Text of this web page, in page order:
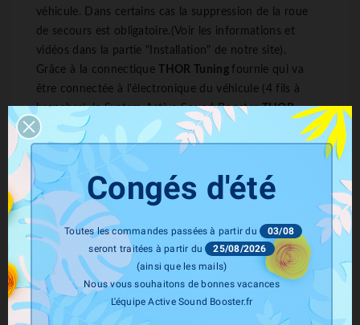
véhicule. Dans certains cas la suppression de la roue
de secours est obligatoire.(Voir les informations et
vidéos dans la partie "Installation" de notre site).
Grâce à la connectique
THOR Tuning fournie qui va
être connectée à l'électronique du véhicule (4 fils à
brancher), le System Active Sound BoosterTHOR
Tuning va suivre le régime moteur de votre véhicule en
temps réel et ceci sans aucune autre incidence sur la
puissance, ou tout autre organe du véhicule.
L'installation de ce système Sound Booster nécessite
entre 3 et 4 heures de travail et doit être effectuée par
un professionnel de l'automobile.
Congés d'été
Toutes les commandes passées à partir du
03/08
seront traitées à partir du
25/08/2026
(ainsi que les mails)
Nous vous souhaitons de bonnes vacances
L'équipe Active Sound Booster.fr